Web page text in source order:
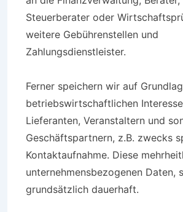
Steuerberater oder
weitere Gebührenstellen und
Zahlungsdienstleister.
Ferner speichern wir auf
betriebswirtschaftlichen
Lieferanten, Veranstaltern und
Geschäftspartnern, z.B. zwecks
Kontaktaufnahme. Diese
unternehmensbezogenen Daten,
grundsätzlich dauerhaft.